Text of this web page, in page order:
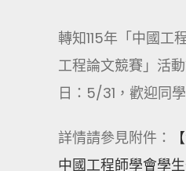
轉知115年「中國工
工程論文競賽」活
日：5/31，歡迎同
詳情請參見附件：
中國工程師學會學